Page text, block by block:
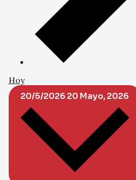
Hoy
20/5/202620 Mayo, 2026